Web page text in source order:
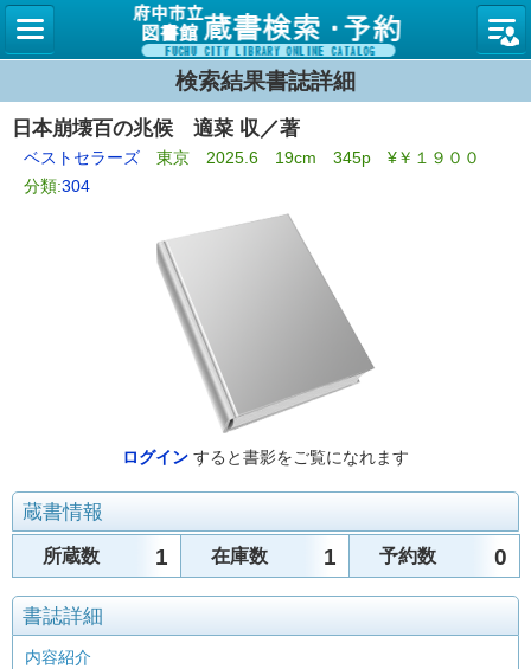
図書館
検索結果書誌詳細
日本崩壊百の兆候 適菜 収／著
ベストセラーズ 東京 2025.6 19cm 345p ¥￥１９００
分類:304
ログイン すると書影をご覧になれます
蔵書情報
所蔵数 1 在庫数 1 予約数 0
書誌詳細
内容紹介